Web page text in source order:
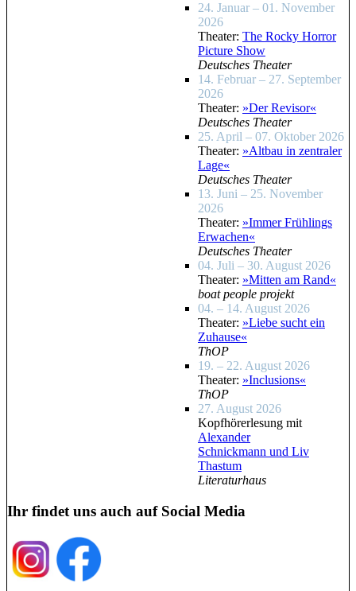
24. Januar – 01. November
2026
Theater: The Rocky Horror
Picture Show
Deutsches Theater
14. Februar – 27. September
2026
Theater: »Der Revisor«
Deutsches Theater
25. April – 07. Oktober 2026
Theater: »Altbau in zentraler
Lage«
Deutsches Theater
13. Juni – 25. November
2026
Theater: »Immer Frühlings
Erwachen«
Deutsches Theater
04. Juli – 30. August 2026
Theater: »Mitten am Rand«
boat people projekt
04. – 14. August 2026
Theater: »Liebe sucht ein
Zuhause«
ThOP
19. – 22. August 2026
Theater: »Inclusions«
ThOP
27. August 2026
Kopfhörerlesung mit
Alexander
Schnickmann und Liv
Thastum
Literaturhaus
Ihr findet uns auch auf Social Media